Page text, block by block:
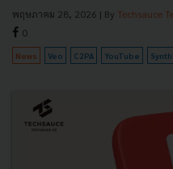
พฤษภาคม 28, 2026 | By Techsauce
0
News Veo C2PA YouTube